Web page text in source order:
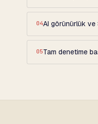
04AI görünürlük ve
05Tam denetime